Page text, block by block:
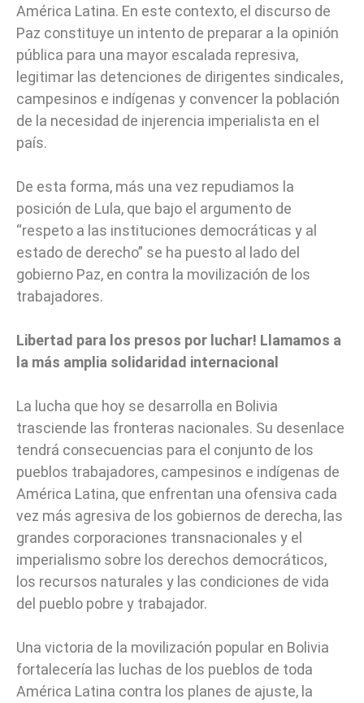
América Latina. En este contexto, el discurso de
Paz constituye un intento de preparar a la opinión
pública para una mayor escalada represiva,
legitimar las detenciones de dirigentes sindicales,
campesinos e indígenas y convencer la población
de la necesidad de injerencia imperialista en el
país.
De esta forma, más una vez repudiamos la
posición de Lula, que bajo el argumento de
“respeto a las instituciones democráticas y al
estado de derecho” se ha puesto al lado del
gobierno Paz, en contra la movilización de los
trabajadores.
Libertad para los presos por luchar! Llamamos a
la más amplia solidaridad internacional
La lucha que hoy se desarrolla en Bolivia
trasciende las fronteras nacionales. Su desenlace
tendrá consecuencias para el conjunto de los
pueblos trabajadores, campesinos e indígenas de
América Latina, que enfrentan una ofensiva cada
vez más agresiva de los gobiernos de derecha, las
grandes corporaciones transnacionales y el
imperialismo sobre los derechos democráticos,
los recursos naturales y las condiciones de vida
del pueblo pobre y trabajador.
Una victoria de la movilización popular en Bolivia
fortalecería las luchas de los pueblos de toda
América Latina contra los planes de ajuste, la